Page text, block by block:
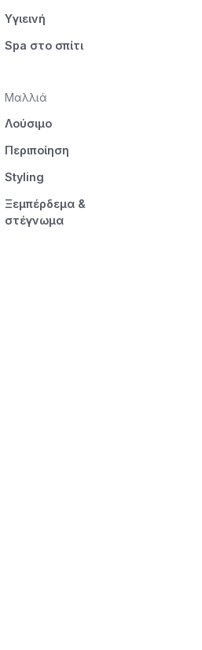
Υγιεινή
Spa στο σπίτι
Μαλλιά
Λούσιμο
Περιποίηση
Styling
Ξεμπέρδεμα &
στέγνωμα